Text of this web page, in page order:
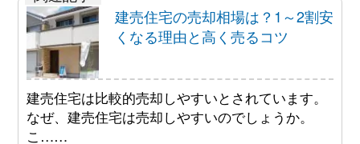
建売住宅の売却相場は？1～2割安
くなる理由と高く売るコツ
建売住宅は比較的売却しやすいとされています。
なぜ、建売住宅は売却しやすいのでしょうか。
こ……